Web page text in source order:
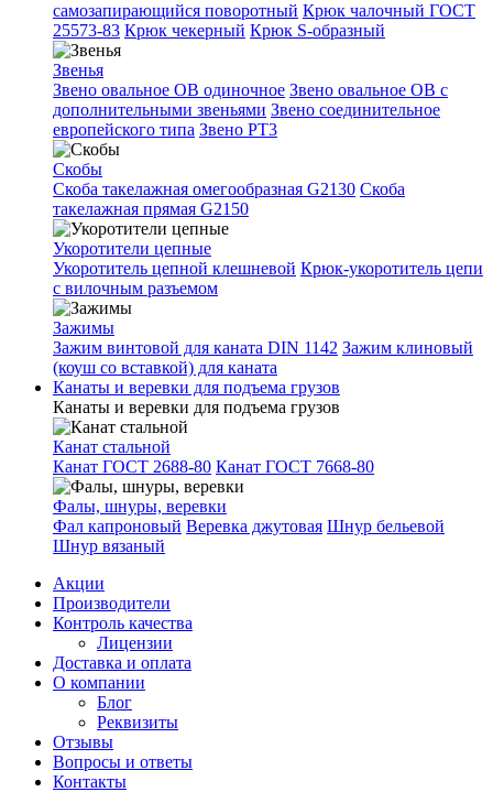
самозапирающийся поворотный Крюк чалочный ГОСТ
25573-83 Крюк чекерный Крюк S-образный
Звенья
Звено овальное OB одиночное Звено овальное ОВ с
дополнительными звеньями Звено соединительное
европейского типа Звено РТ3
Скобы
Скоба такелажная омегообразная G2130 Скоба
такелажная прямая G2150
Укоротители цепные
Укоротитель цепной клешневой Крюк-укоротитель цепи
с вилочным разъемом
Зажимы
Зажим винтовой для каната DIN 1142 Зажим клиновый
(коуш со вставкой) для каната
Канаты и веревки для подъема грузов
Канаты и веревки для подъема грузов
Канат стальной
Канат ГОСТ 2688-80 Канат ГОСТ 7668-80
Фалы, шнуры, веревки
Фал капроновый Веревка джутовая Шнур бельевой
Шнур вязаный
Акции
Производители
Контроль качества
Лицензии
Доставка и оплата
О компании
Блог
Реквизиты
Отзывы
Вопросы и ответы
Контакты